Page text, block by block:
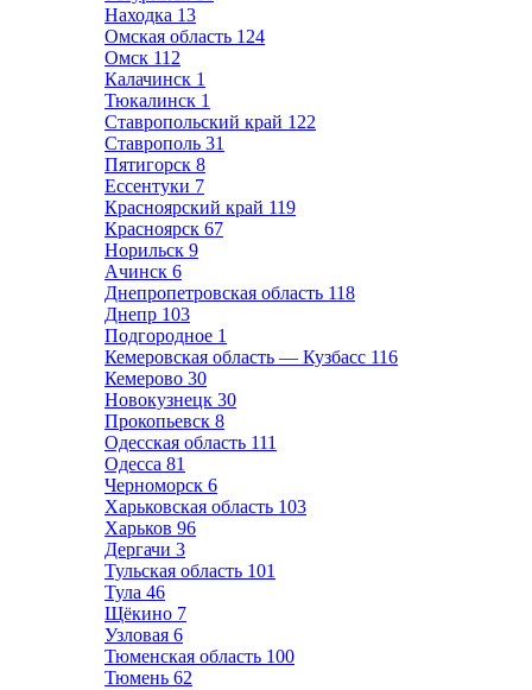
Находка 13
Омская область 124
Омск 112
Калачинск 1
Тюкалинск 1
Ставропольский край 122
Ставрополь 31
Пятигорск 8
Ессентуки 7
Красноярский край 119
Красноярск 67
Норильск 9
Ачинск 6
Днепропетровская область 118
Днепр 103
Подгородное 1
Кемеровская область — Кузбасс 116
Кемерово 30
Новокузнецк 30
Прокопьевск 8
Одесская область 111
Одесса 81
Черноморск 6
Харьковская область 103
Харьков 96
Дергачи 3
Тульская область 101
Тула 46
Щёкино 7
Узловая 6
Тюменская область 100
Тюмень 62